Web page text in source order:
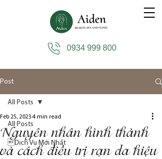
0934 999 800
Post
All Posts
Dịch Vụ Mới Nhất
All Posts
Nguyên nhân hình thành
và cách điều trị rạn da hiệu
Feb 25, 2023 4 min read